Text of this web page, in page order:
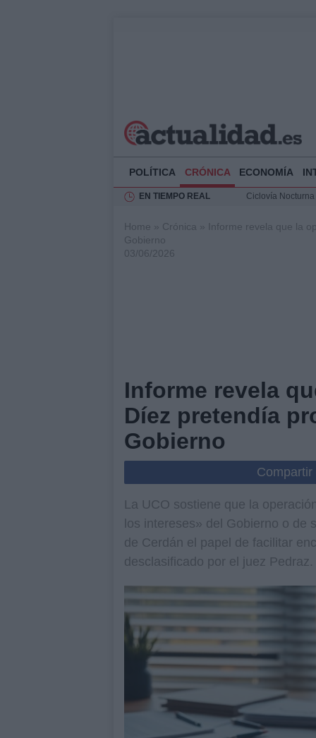
POLÍTICA CRÓNICA ECONOMÍA
EN TIEMPO REAL
Ciclovía
Rehabilitación de
Home » Crónica »
Informe revela que la
Gobierno
03/06/2026
Informe revela
Díez pretendía
Gobierno
La UCO sostiene que la
los intereses» del Gobierno o de
de Cerdán el papel de facilitar
desclasificado por el juez Pedraz.